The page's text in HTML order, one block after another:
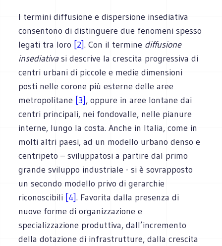
I termini diffusione e dispersione insediativa
consentono di distinguere due fenomeni spesso
legati tra loro [2]. Con il termine diffusione
insediativasi descrive la crescita progressiva di
centri urbani di piccole e medie dimensioni
posti nelle corone più esterne delle aree
metropolitane [3], oppure in aree lontane dai
centri principali, nei fondovalle, nelle pianure
interne, lungo la costa. Anche in Italia, come in
molti altri paesi, ad un modello urbano denso e
centripeto – sviluppatosi a partire dal primo
grande sviluppo industriale - si è sovrapposto
un secondo modello privo di gerarchie
riconoscibili [4]. Favorita dalla presenza di
nuove forme di organizzazione e
specializzazione produttiva, dall’incremento
della dotazione di infrastrutture, dalla crescita